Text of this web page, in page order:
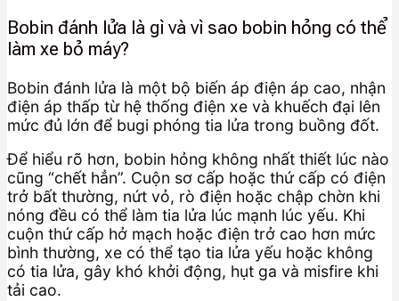
Bobin đánh lửa là gì và vì sao bobin hỏng có thể
làm xe bỏ máy?
Bobin đánh lửa là một bộ biến áp điện áp cao, nhận
điện áp thấp từ hệ thống điện xe và khuếch đại lên
mức đủ lớn để bugi phóng tia lửa trong buồng đốt.
Để hiểu rõ hơn, bobin hỏng không nhất thiết lúc nào
cũng “chết hẳn”. Cuộn sơ cấp hoặc thứ cấp có điện
trở bất thường, nứt vỏ, rò điện hoặc chập chờn khi
nóng đều có thể làm tia lửa lúc mạnh lúc yếu. Khi
cuộn thứ cấp hở mạch hoặc điện trở cao hơn mức
bình thường, xe có thể tạo tia lửa yếu hoặc không
có tia lửa, gây khó khởi động, hụt ga và misfire khi
tải cao.